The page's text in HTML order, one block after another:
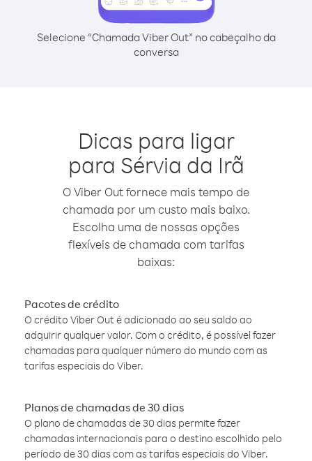
Selecione “Chamada Viber Out” no cabeçalho da
conversa
Dicas para ligar
para Sérvia da Irã
O Viber Out fornece mais tempo de
chamada por um custo mais baixo.
Escolha uma de nossas opções
flexíveis de chamada com tarifas
baixas:
Pacotes de crédito
O crédito Viber Out é adicionado ao seu saldo ao
adquirir qualquer valor. Com o crédito, é possível fazer
chamadas para qualquer número do mundo com as
tarifas especiais do Viber.
Planos de chamadas de 30 dias
O plano de chamadas de 30 dias permite fazer
chamadas internacionais para o destino escolhido pelo
período de 30 dias com as tarifas especiais do Viber.